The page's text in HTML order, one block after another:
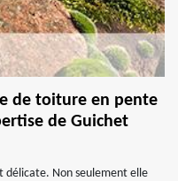
de toiture en pente
de Guichet
délicate. Non seulement elle